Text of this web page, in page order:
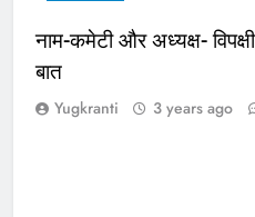
नाम-कमेटी और अध्यक्ष-
बात
Yugkranti 3 years ago